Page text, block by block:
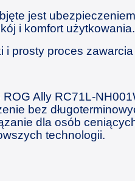
jest
i komfort użytkowania.
i prosty proces
Ally RC71L-
bez
dla osób
technologii.